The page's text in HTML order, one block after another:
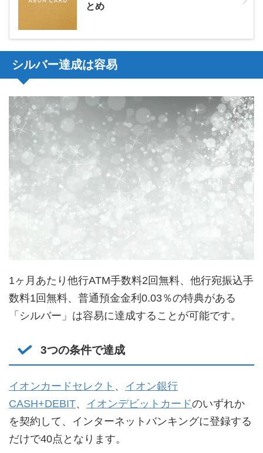
とめ
シルバー達成は容易
1ヶ月あたり他行ATM手数料2回無料、他行宛振込手
数料1回無料、普通預金金利0.03％の特典がある
「シルバー」は容易に達成することが可能です。
3つの条件で達成
イオンカードセレクト 、 イオン銀行
CASH+DEBIT、 イオンデビットカードのいずれか
を契約して、インターネットバンキングに登録する
だけで40点となります。